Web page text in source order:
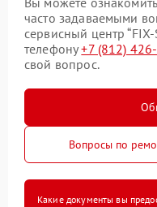
часто задаваемыми
сервисный центр
телефону+7 (812)
свой вопрос.
Вопросы по
Какие документы вы